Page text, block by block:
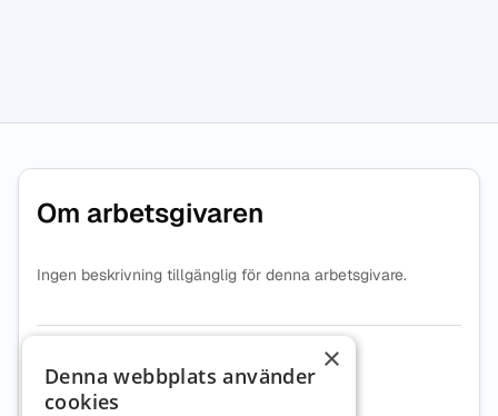
Om arbetsgivaren
Ingen beskrivning tillgänglig för denna arbetsgivare.
7164040334
Webbplats
×
Denna webbplats använder
cookies